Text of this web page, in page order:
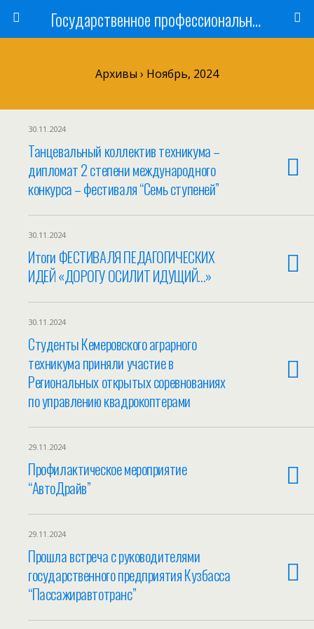
Государственное профессиональное образовательное учреждение
Архивы › Ноябрь, 2024
30.11.2024
Танцевальный коллектив техникума –
дипломат 2 степени международного
конкурса – фестиваля “Семь ступеней”
30.11.2024
Итоги ФЕСТИВАЛЯ ПЕДАГОГИЧЕСКИХ
ИДЕЙ «ДОРОГУ ОСИЛИТ ИДУЩИЙ…»
30.11.2024
Студенты Кемеровского аграрного
техникума приняли участие в
Региональных открытых соревнованиях
по управлению квадрокоптерами
29.11.2024
Профилактическое мероприятие
“АвтоДрайв”
29.11.2024
Прошла встреча с руководителями
государственного предприятия Кузбасса
“Пассажиравтотранс”